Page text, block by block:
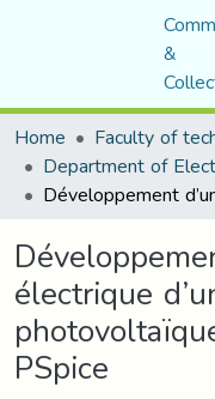
&
Home
Faculty of
Department of
électrique
PSpice